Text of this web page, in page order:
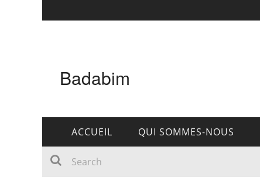
Badabim
ACCUEIL QUI SOMMES-NOUS